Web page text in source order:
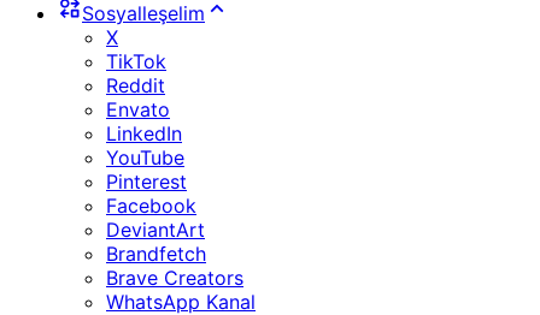
Sosyalleşelim
X
TikTok
Reddit
Envato
LinkedIn
YouTube
Pinterest
Facebook
DeviantArt
Brandfetch
Brave Creators
WhatsApp Kanal